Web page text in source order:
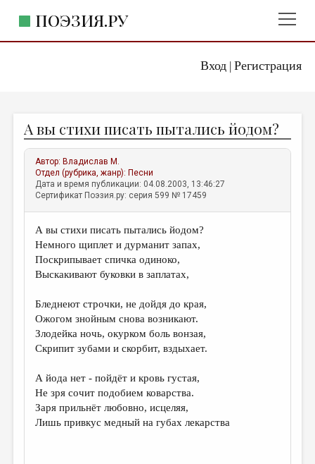
Вход| Регистрация
ПОЭЗИЯ.РУ
ЖАНРЫ
АВТОРЫ
КОММЕНТАРИИ
ЛИТСАЛОН
НОВОСТИ
ПРАВИЛА САЙТА
ИЗБРАННОЕ
ДАЙДЖЕСТ
ПЕРЕВОДЫ
КОНКУРСЫ
А вы стихи писать пытались йодом?
Автор: Владислав М.
Отдел (рубрика, жанр): Песни
Дата и время публикации: 04.08.2003, 13:46:27
Сертификат Поэзия.ру: серия 599 № 17459
А вы стихи писать пытались йодом?
Немного щиплет и дурманит запах,
Поскрипывает спичка одиноко,
Выскакивают буковки в заплатах,
Бледнеют строчки, не дойдя до края,
Ожогом знойным снова возникают.
Злодейка ночь, окурком боль вонзая,
Скрипит зубами и скорбит, вздыхает.
А йода нет - пойдёт и кровь густая,
Не зря сочит подобием коварства.
Заря прильнёт любовно, исцеляя,
Лишь привкус медный на губах лекарства